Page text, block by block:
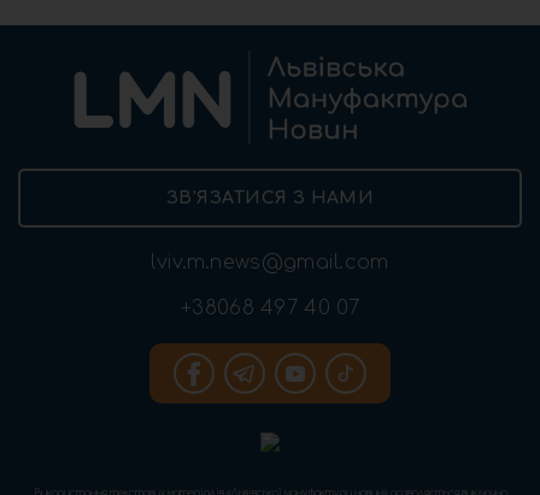
ЗВ’ЯЗАТИСЯ З НАМИ
lviv.m.news@gmail.com
+38068 497 40 07